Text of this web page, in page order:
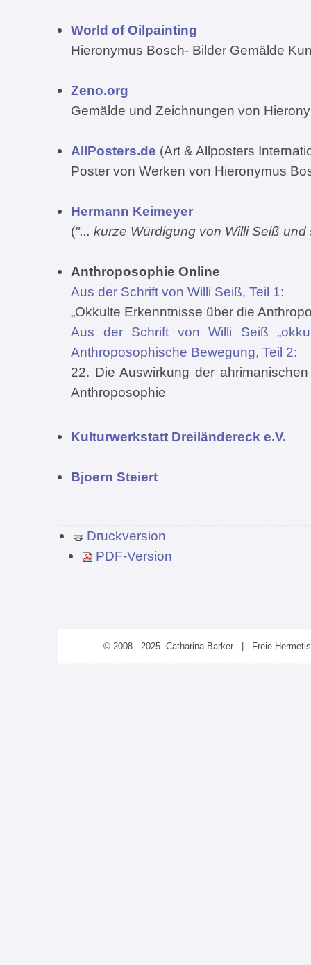
World of Oilpainting
Hieronymus Bosch- Bilder Gemälde
Zeno.org
Gemälde und Zeichnungen von
AllPosters.de (Art & Allposters
Poster von Werken von Hieronymus
Hermann Keimeyer
("... kurze Würdigung von Willi Seiß
Anthroposophie Online
Aus der Schrift von Willi Seiß, Teil 1:
„Okkulte Erkenntnisse über die
Aus der Schrift von Willi Seiß
Anthroposophische Bewegung, Teil 2:
22. Die Auswirkung der
Anthroposophie
Kulturwerkstatt Dreiländereck e.V.
Bjoern Steiert
Druckversion
PDF-Version
© 2008 - 2025 Catharina Barker | Freie